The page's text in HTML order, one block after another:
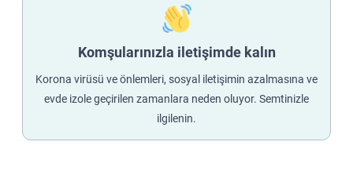
Komşularınızla iletişimde kalın
Korona virüsü ve önlemleri, sosyal iletişimin azalmasına ve
evde izole geçirilen zamanlara neden oluyor. Semtinizle
ilgilenin.